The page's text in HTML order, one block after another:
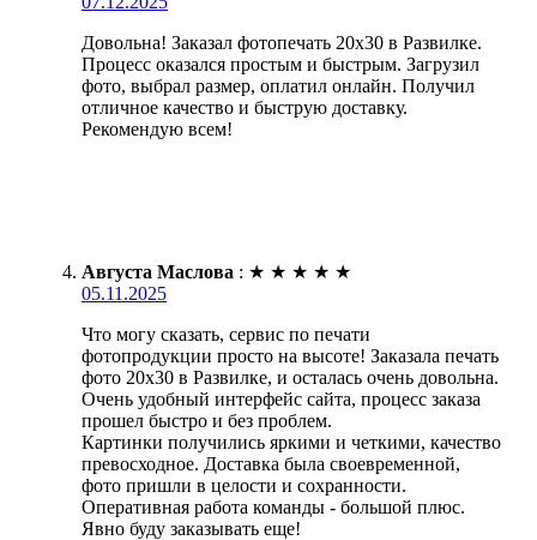
Довольна! Заказал фотопечать 20х30 в Развилке.
Процесс оказался простым и быстрым. Загрузил
фото, выбрал размер, оплатил онлайн. Получил
отличное качество и быструю доставку.
Рекомендую всем!
Августа Маслова : ★ ★ ★ ★ ★
05.11.2025
Что могу сказать, сервис по печати
фотопродукции просто на высоте! Заказала печать
фото 20х30 в Развилке, и осталась очень довольна.
Очень удобный интерфейс сайта, процесс заказа
прошел быстро и без проблем.
Картинки получились яркими и четкими, качество
превосходное. Доставка была своевременной,
фото пришли в целости и сохранности.
Оперативная работа команды - большой плюс.
Явно буду заказывать еще!